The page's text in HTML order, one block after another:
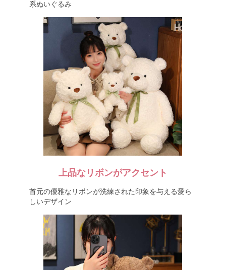
系ぬいぐるみ
上品なリボンがアクセント
首元の優雅なリボンが洗練された印象を与える愛ら
しいデザイン